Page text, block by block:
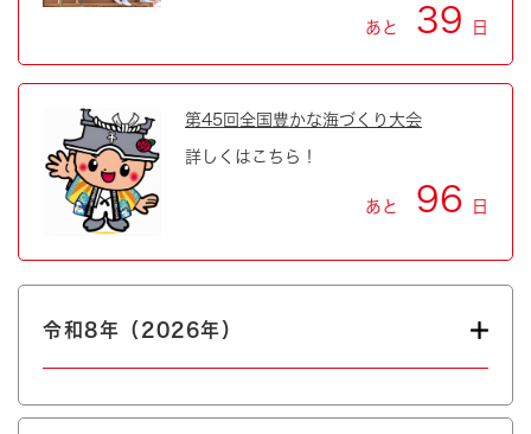
あと 39 日
第45回全国豊かな海づくり大会
詳しくはこちら！
あと 96 日
令和8年（2026年）